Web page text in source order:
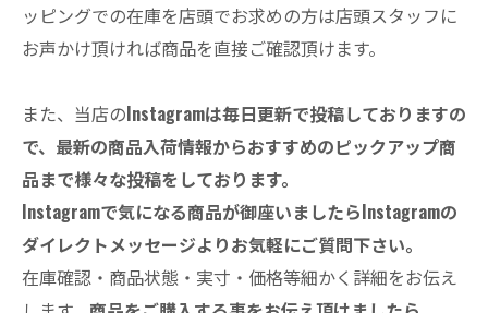
ッピングでの在庫を店頭でお求めの方は店頭スタッフに
お声かけ頂ければ商品を直接ご確認頂けます。
また、当店のInstagramは毎日更新で投稿しておりますの
で、最新の商品入荷情報からおすすめのピックアップ商
品まで様々な投稿をしております。
Instagramで気になる商品が御座いましたらInstagramの
ダイレクトメッセージよりお気軽にご質問下さい。
在庫確認・商品状態・実寸・価格等細かく詳細をお伝え